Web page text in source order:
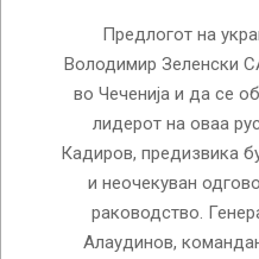
Предлогот на
Володимир Зеленски
во Чеченија и да се
лидерот на оваа
Кадиров, предизвика
и неочекуван
раководство.
Алаудинов,